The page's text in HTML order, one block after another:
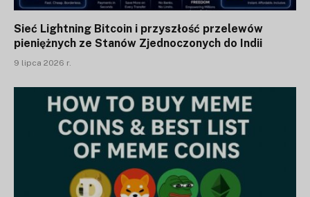
Sieć Lightning Bitcoin i przyszłość przelewów
pieniężnych ze Stanów Zjednoczonych do Indii
9 lipca 2026 r.